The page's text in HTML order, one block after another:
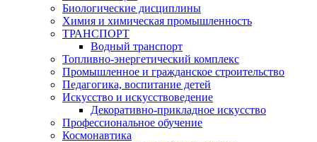
Биологические дисциплины
Химия и химическая промышленность
ТРАНСПОРТ
Водный транспорт
Топливно-энергетический комплекс
Промышленное и гражданское строительство
Педагогика, воспитание детей
Искусство и искусствоведение
Декоративно-прикладное искусство
Профессиональное обучение
Космонавтика